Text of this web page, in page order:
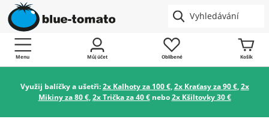
Menu Můj účet Oblíbené Košík
Využij balíčky a ušetři:2x Kalhoty za 100 €,2x Kraťasy za 90 €,2x
Mikiny za 80 €,2x Trička za 40 €nebo2x Kšiltovky 30 €